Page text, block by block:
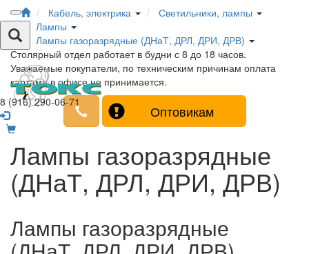
8 (916) 290-06-71
Кабель, электрика
Светильники, лампы
Лампы
Лампы газоразрядные (ДНаТ, ДРЛ, ДРИ, ДРВ)
Столярный отдел работает в будни с 8 до 18 часов.
Уважаемые покупатели, по техническим причинам оплата
картами в офисе не принимается.
Оптовикам
Лампы газоразрядные
(ДНаТ, ДРЛ, ДРИ, ДРВ)
Лампы газоразрядные